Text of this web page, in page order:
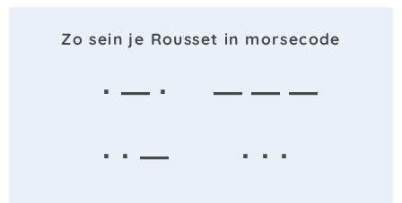
Zo sein je Rousset in morsecode
· — ·
— — —
· · —
· · ·